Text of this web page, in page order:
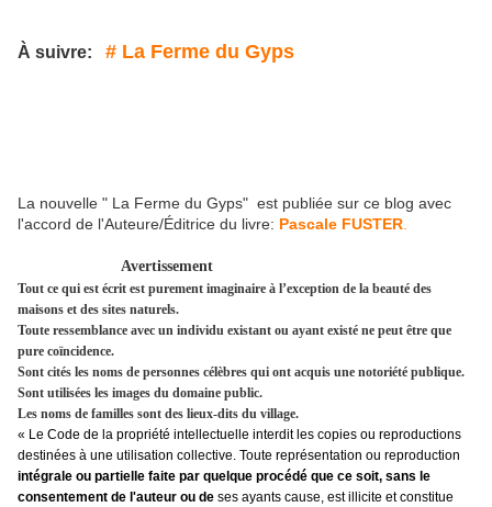
À suivre: # La Ferme du Gyps
La nouvelle " La Ferme du Gyps" est publiée sur ce blog avec
l'accord de l'Auteure/Éditrice du livre: Pascale FUSTER
Avertissement
Tout ce qui est écrit est purement imaginaire à l’exception de la beauté des
maisons et des sites naturels.
Toute ressemblance avec un individu existant ou ayant existé ne peut être que
pure coïncidence.
Sont cités les noms de personnes célèbres qui ont acquis une notoriété publique.
Sont utilisées les images du domaine public.
Les noms de familles sont des lieux-dits du village.
« Le Code de la propriété intellectuelle interdit les copies ou reproductions
destinées à une utilisation collective. Toute représentation ou reproduction
intégrale ou partielle faite par quelque procédé que ce soit, sans le
consentement de l'auteur ou de ses ayants cause, est illicite et constitue